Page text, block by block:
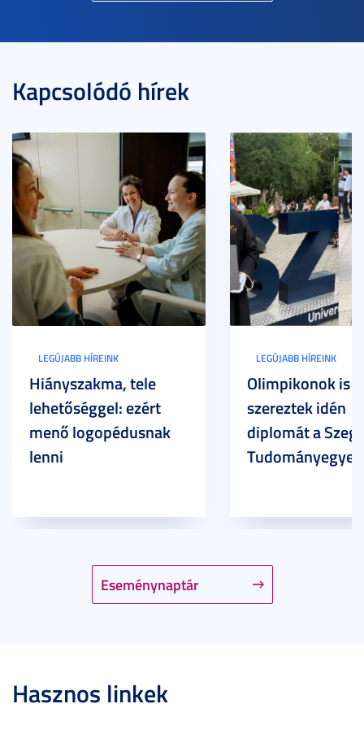
Kapcsolódó hírek
Eseménynaptár
LEGÚJABB HÍREINK
Hiányszakma, tele
lehetőséggel: ezért
menő logopédusnak
lenni
LEGÚJABB HÍREINK
Olimpikonok is
szereztek idén
diplomát a
Hasznos linkek